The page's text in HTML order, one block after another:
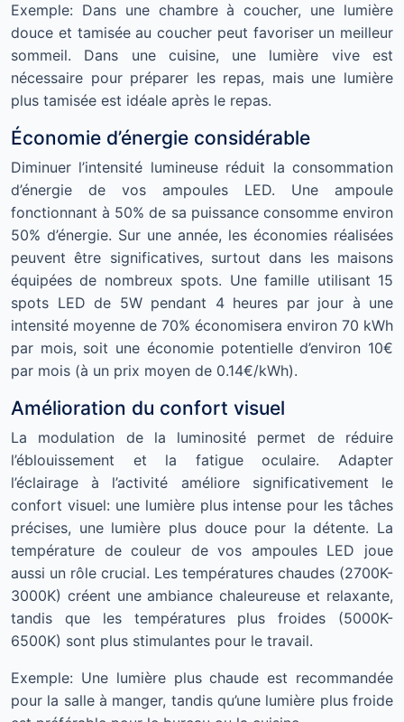
Exemple: Dans une chambre à coucher, une lumière
douce et tamisée au coucher peut favoriser un meilleur
sommeil. Dans une cuisine, une lumière vive est
nécessaire pour préparer les repas, mais une lumière
plus tamisée est idéale après le repas.
Économie d’énergie considérable
Diminuer l’intensité lumineuse réduit la consommation
d’énergie de vos ampoules LED. Une ampoule
fonctionnant à 50% de sa puissance consomme environ
50% d’énergie. Sur une année, les économies réalisées
peuvent être significatives, surtout dans les maisons
équipées de nombreux spots. Une famille utilisant 15
spots LED de 5W pendant 4 heures par jour à une
intensité moyenne de 70% économisera environ 70 kWh
par mois, soit une économie potentielle d’environ 10€
par mois (à un prix moyen de 0.14€/kWh).
Amélioration du confort visuel
La modulation de la luminosité permet de réduire
l’éblouissement et la fatigue oculaire. Adapter
l’éclairage à l’activité améliore significativement le
confort visuel: une lumière plus intense pour les tâches
précises, une lumière plus douce pour la détente. La
température de couleur de vos ampoules LED joue
aussi un rôle crucial. Les températures chaudes (2700K-
3000K) créent une ambiance chaleureuse et relaxante,
tandis que les températures plus froides (5000K-
6500K) sont plus stimulantes pour le travail.
Exemple: Une lumière plus chaude est recommandée
pour la salle à manger, tandis qu’une lumière plus froide